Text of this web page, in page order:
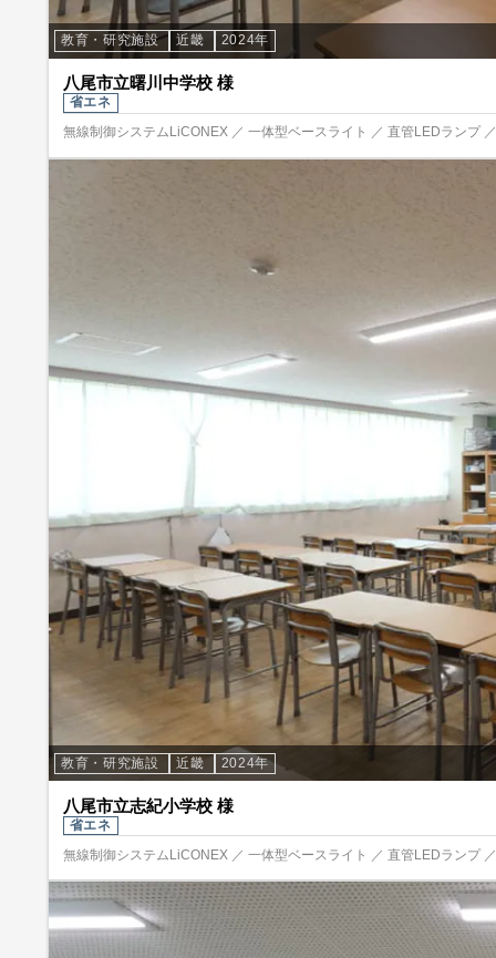
教育・研究施設 近畿 2024年
八尾市立曙川中学校 様
省エネ
無線制御システムLiCONEX ／ 一体型ベースライト ／ 直管LEDランプ
教育・研究施設 近畿 2024年
八尾市立志紀小学校 様
省エネ
無線制御システムLiCONEX ／ 一体型ベースライト ／ 直管LEDランプ